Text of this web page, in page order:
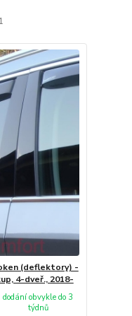
(deflektory) -
4-dveř., 2018-
dodání obvykle do 3
týdnů